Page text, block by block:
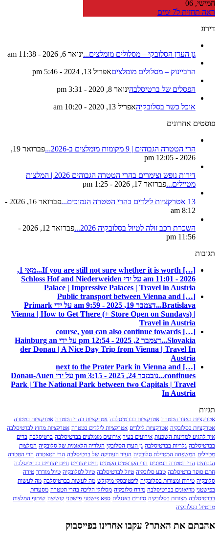
06
ל7 ימים
גן העדן הסלובקי – מסלולים מומלצים...ינואר 6, 2026 - 11:38 am
הרביינוק – מסלולים מומלציםאפריל 13, 2024 - 5:46 pm
הפסלים של ברטיסלבהינואר 8, 2020 - 3:31 pm
אוכל כשר בסלובקיהאפריל 13, 2020 - 10:20 am
אחרונים
הרי הטטרה הגבוהים | 9 מקומות מומלצים ב-2026...
פברואר 19,
דירות נופש וצימרים בהרי הטטרה הגבוהים 2026 | המלצות
מטיילים...פברואר 17, 2026 - 1:25 pm
פברואר 16, 2026 -
השכרת רכב זולה לטיול בסלובקיה 2026...
פברואר 12, 2026 -
[…] If you are still not sure whether it is worth...
מאי 1,
2026 - 11:01 am על ידי Schloss Hof and Niederweiden
Palace | Impressive Palaces | Travel in Austria
[…] Public transport between Vienna and
Bratislava...
דצמבר 19, 2025 - 9:59 am על ידי Primark
Vienna | How to Get There (+ Store Open on Sundays) |
Travel in Austria
[…] course, you can also continue towards
Slovakia...
דצמבר 2, 2025 - 12:54 pm על ידי Hainburg an
der Donau | A Nice Day Trip from Vienna | Travel In
Austria
[…] next to the Prater Park in Vienna and
continues...
נובמבר 24, 2025 - 3:15 pm על ידי Donau-Auen
Park | The National Park between two Capitals | Travel
In Austria
באזור הטטרה אטרקציות בברטיסלבה אטרקציות בהרי הטטרה אטרקציות בטטרה
בסלובקיה אטרקציות לילדים אטרקציות לילדים בטטרה אטרקציות מחוץ לברטיסלבה
למדינות השכנות אירועים בעיר אירועים מומלצים בברטיסלבה ברטיסלבה ברים
גלריות בברטיסלבה גן העדן הסלובקי הגלריה הלאומית של סלובקיה המלצות
המשפחה המטיילת סלובקיה העיר העתיקה של ברטיסלבה הרי הטאטרה הרי הטטרה
הרי הטטרה הנמוכים הרי הקרפטים הקטנים חיים יהודיים חיים יהודיים בברטיסלבה
ברטיסלבה טבע סלובקיה טיול לברטיסלבה טיול לסלובקיה טיול מודרך טירה
טירות ומצודות בסלובקיה ליפטובסקי מיקולש מה לעשות בברטיסלבה מה לעשות
מוזיאונים בברטיסלבה מזרח סלובקיה מסלולי הליכה בהרי הטטרה מסעדות
מצודות בסלובקיה סיורים באנגלית ספא פישטני פישטני קושיצה שיתוף המלצות
בסלובקיה
את האתר? עקבו אחרינו בפייסבוק